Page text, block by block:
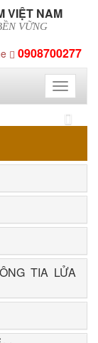
VIỆT NAM
VỮNG
0908700277
Toggle
Next
TIA LỬA